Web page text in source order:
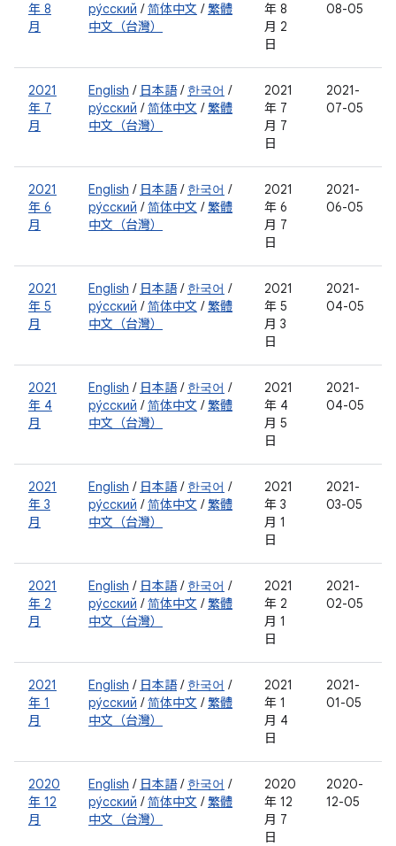
年 8
月
ру́сский /简体中文 / 繁體
中文（台灣）
年 8
月 2
日
08-05
2021
年 7
月
English / 日本語/ 한국어 /
ру́сский /简体中文 / 繁體
中文（台灣）
2021
年 7
月 7
日
2021-
07-05
2021
年 6
月
English / 日本語/ 한국어 /
ру́сский /简体中文 / 繁體
中文（台灣）
2021
年 6
月 7
日
2021-
06-05
2021
年 5
月
English / 日本語/ 한국어 /
ру́сский /简体中文 / 繁體
中文（台灣）
2021
年 5
月 3
日
2021-
04-05
2021
年 4
月
English / 日本語/ 한국어 /
ру́сский /简体中文 / 繁體
中文（台灣）
2021
年 4
月 5
日
2021-
04-05
2021
年 3
月
English / 日本語/ 한국어 /
ру́сский /简体中文 / 繁體
中文（台灣）
2021
年 3
月 1
日
2021-
03-05
2021
年 2
月
English / 日本語/ 한국어 /
ру́сский /简体中文 / 繁體
中文（台灣）
2021
年 2
月 1
日
2021-
02-05
2021
年 1
月
English / 日本語/ 한국어 /
ру́сский /简体中文 / 繁體
中文（台灣）
2021
年 1
月 4
日
2021-
01-05
2020
年 12
月
English / 日本語/ 한국어 /
ру́сский /简体中文 / 繁體
中文（台灣）
2020
年 12
月 7
日
2020-
12-05